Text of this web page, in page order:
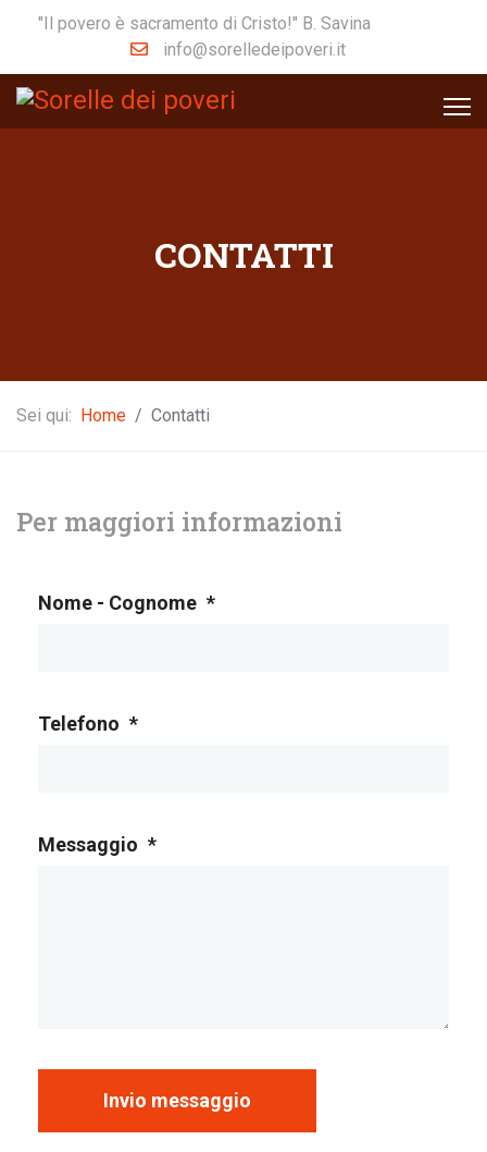
"Il povero è sacramento di Cristo!" B. Savina
info@sorelledeipoveri.it
CONTATTI
Sei qui: Home Contatti
Per maggiori informazioni
Nome - Cognome *
Telefono *
Messaggio *
Invio messaggio